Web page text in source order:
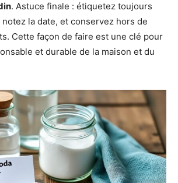
. Astuce finale : étiquetez toujours
la date, et conservez hors de
Cette façon de faire est une clé pour
et durable de la maison et du